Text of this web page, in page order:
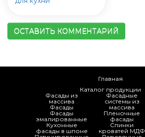
ОСТАВИТЬ КОММЕНТАРИЙ
Главная
Каталог продукции
Фасады из
массива
Фасады
Фасады
эмалированные
Кухонные
фасады в шпоне
Фасадные
системы из
массива
Пленочные
фасады
Спинки
кроватей МДФ